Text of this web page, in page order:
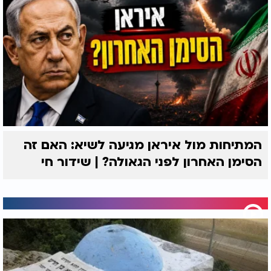
המתיחות מול איראן מגיעה לשיא: האם זה
הסימן האחרון לפני הגאולה? | שידור חי